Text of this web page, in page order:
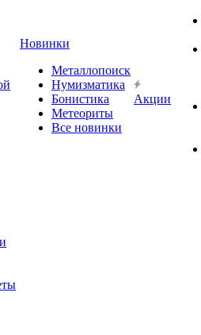
Новинки
Металлопоиск
Нумизматика
Бонистика
Метеориты
Все новинки
Акции